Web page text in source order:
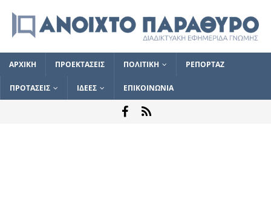
ΑΡΧΙΚΗ ΠΡΟΕΚΤΑΣΕΙΣ ΠΟΛΙΤΙΚΗ ΡΕΠΟΡΤΑΖ
ΠΡΟΤΑΣΕΙΣ ΙΔΕΕΣ ΕΠΙΚΟΙΝΩΝΙΑ